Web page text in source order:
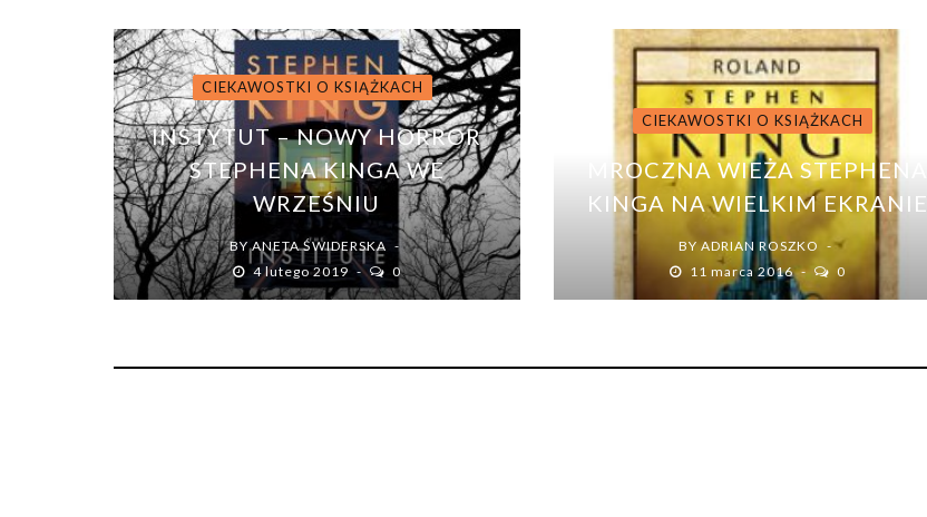
CIEKAWOSTKI O KSIĄŻKACH
INSTYTUT – NOWY HORROR
STEPHENA KINGA WE
WRZEŚNIU
BYANETA ŚWIDERSKA
4 lutego 2019
0
CIEKAWOSTKI O KSIĄŻKACH
MROCZNA WIEŻA STEPHENA
KINGA NA WIELKIM EKRANIE
BY ADRIAN ROSZKO
11 marca 2016
0